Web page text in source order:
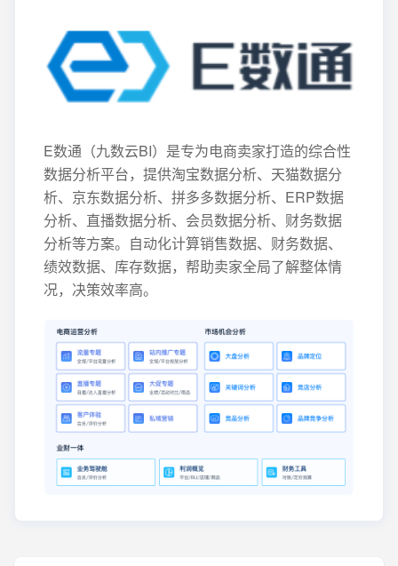
E数通（九数云BI）是专为电商卖家打造的综合性
数据分析平台，提供淘宝数据分析、天猫数据分
析、京东数据分析、拼多多数据分析、ERP数据
分析、直播数据分析、会员数据分析、财务数据
分析等方案。自动化计算销售数据、财务数据、
绩效数据、库存数据，帮助卖家全局了解整体情
况，决策效率高。